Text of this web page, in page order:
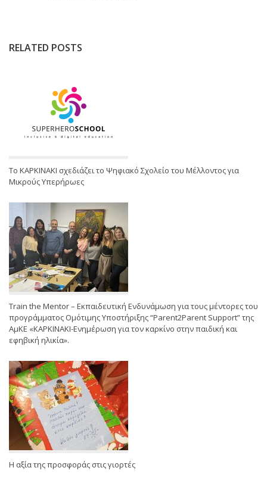
RELATED POSTS
Το ΚΑΡΚΙΝΑΚΙ σχεδιάζει το Ψηφιακό Σχολείο του Μέλλοντος για
Μικρούς Υπερήρωες
Train the Mentor – Εκπαιδευτική Ενδυνάμωση για τους μέντορες του
προγράμματος Ομότιμης Υποστήριξης “Parent2Parent Support” της
ΑμΚΕ «ΚΑΡΚΙΝΑΚΙ-Ενημέρωση για τον καρκίνο στην παιδική και
εφηβική ηλικία».
Η αξία της προσφοράς στις γιορτές